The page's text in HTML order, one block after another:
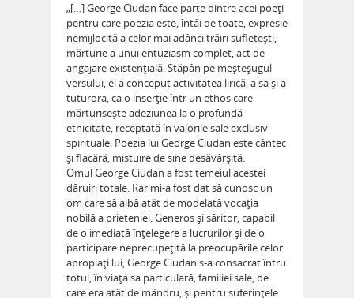
„[…] George Ciudan face parte dintre acei poeţi
pentru care poezia este, întâi de toate, expresie
nemijlocită a celor mai adânci trăiri sufleteşti,
mărturie a unui entuziasm complet, act de
angajare existenţială. Stăpân pe meşteşugul
versului, el a conceput activi­tatea lirică, a sa şi a
tuturora, ca o inserţie într un ethos care
mărturiseşte adeziunea la o profundă
etnicitate, receptată în valorile sale exclusiv
spiri­tuale. Poezia lui George Ciudan este cântec
şi flacără, mistuire de sine desăvârşită.
Omul George Ciudan a fost temeiul acestei
dăruiri totale. Rar mi-a fost dat să cunosc un
om care să aibă atât de modelată vocaţia
nobilă a prieteniei. Generos şi săritor, capabil
de o imediată înţelegere a lucru­rilor şi de o
participare neprecu­peţită la preocupările celor
apropiaţi lui, George Ciudan s-a consacrat întru
totul, în viaţa sa particulară, familiei sale, de
care era atât de mândru, şi pentru suferinţele